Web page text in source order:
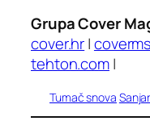
Grupa Cover
cover.hr|
tehton.com|
Tumač snova